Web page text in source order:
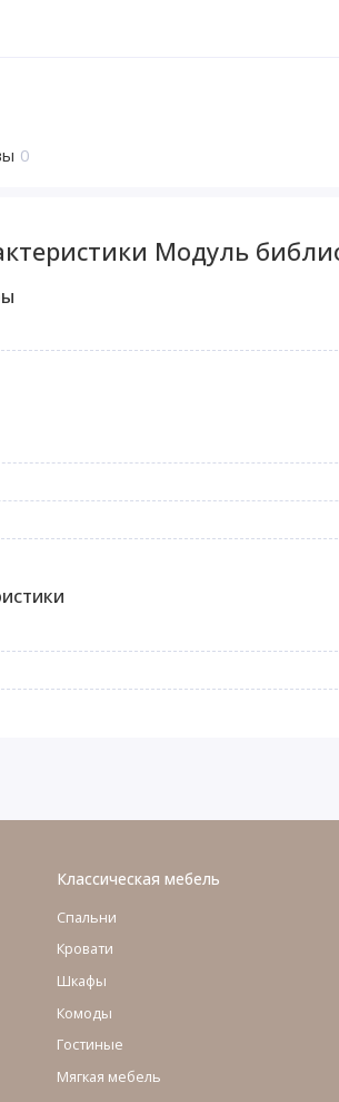
0
Модуль
Классическая мебель
Спальни
Кровати
Шкафы
Комоды
Гостиные
Мягкая мебель